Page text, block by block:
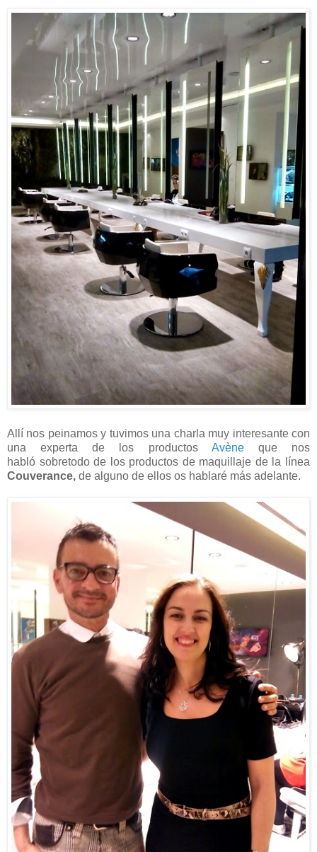
Allí nos peinamos y tuvimos una charla muy interesante con
una experta de los productos Avène
que nos
habló sobretodo de los productos de maquillaje de la línea
Couverance, de alguno de ellos os hablaré más adelante.